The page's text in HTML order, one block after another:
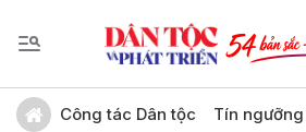
Công tác Dân tộc Tín
Gửi bình luận